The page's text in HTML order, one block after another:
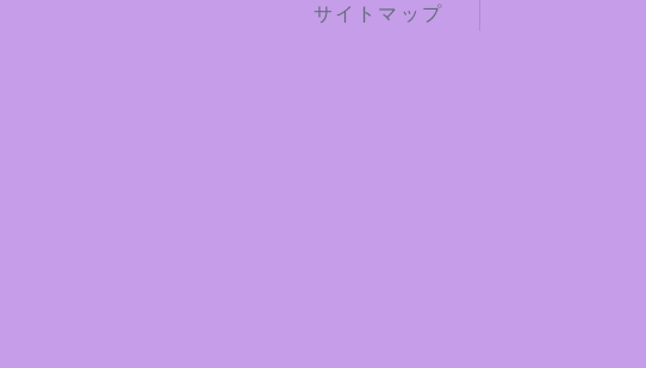
サイトマップ